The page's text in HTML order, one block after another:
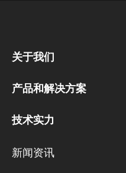
关于我们
产品和解决方案
技术实力
新闻资讯